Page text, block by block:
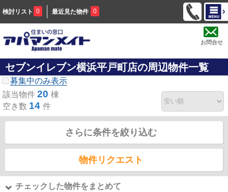
検討リスト 0 最近見た物件 0
お問合せ
セブンイレブン横浜平戸町店の周辺物件一覧
募集中のみ表示
該当物件 20 棟
空き数 14 件
さらに条件を絞り込む
物件リクエスト
チェックした物件をまとめて